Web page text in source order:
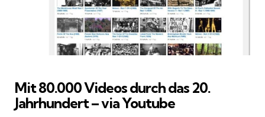
Mit 80.000 Videos durch das 20.
Jahrhundert – via Youtube